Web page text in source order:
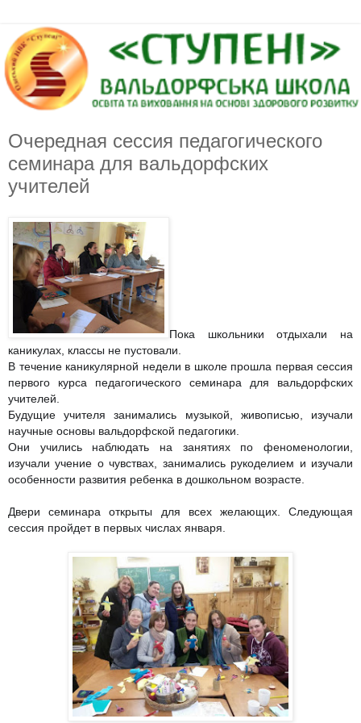
Очередная сессия педагогического
семинара для вальдорфских
учителей
Пока школьники отдыхали на
каникулах, классы не пустовали.
В течение каникулярной недели в школе прошла первая сессия
первого курса педагогического семинара для вальдорфских
учителей.
Будущие учителя занимались музыкой, живописью, изучали
научные основы вальдорфской педагогики.
Они учились наблюдать на занятиях по феноменологии,
изучали учение о чувствах, занимались рукоделием и изучали
особенности развития ребенка в дошкольном возрасте.
Двери семинара открыты для всех желающих. Следующая
сессия пройдет в первых числах января.